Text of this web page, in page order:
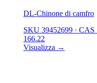
DL-Chinone di camfro
SKU 39452699 · CAS
166.22
Visualizza →